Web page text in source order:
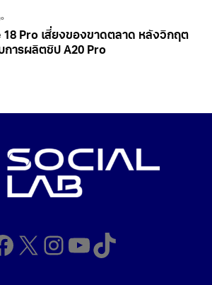
18 Pro เสี่ยงของขาดตลาด หลังวิกฤต
การผลิตชิป A20 Pro
X Instagram
YouTube
TikTok